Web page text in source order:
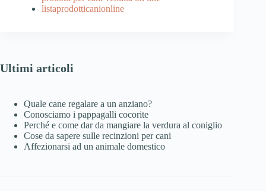
listaprodotticanionline
Ultimi articoli
Quale cane regalare a un anziano?
Conosciamo i pappagalli cocorite
Perché e come dar da mangiare la verdura al coniglio
Cose da sapere sulle recinzioni per cani
Affezionarsi ad un animale domestico